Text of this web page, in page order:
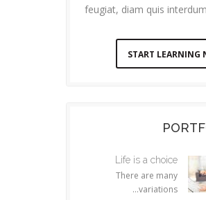
feugiat, diam quis
START LEARNING
Life is a choice
There are many
variations...